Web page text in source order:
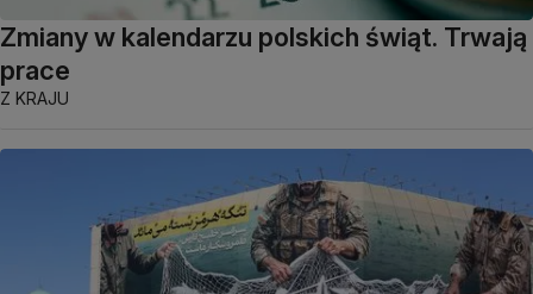
Zmiany w kalendarzu polskich świąt. Trwają
prace
Z KRAJU